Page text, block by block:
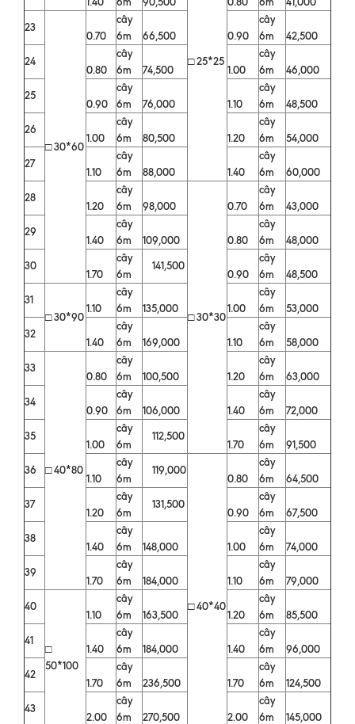
□ 25*25
23
□ 30*60
0.70
cây
6m
66,500 0.90
cây
6m
42,500
24
0.80
cây
6m
74,500 1.00
cây
6m
46,000
25
0.90
cây
6m
76,000 1.10
cây
6m
48,500
26
1.00
cây
6m
80,500 1.20
cây
6m
54,000
27
1.10
cây
6m
88,000 1.40
cây
6m
60,000
28
1.20
cây
6m
98,000
□ 30*30
0.70
cây
6m
43,000
29
1.40
cây
6m
109,000 0.80
cây
6m
48,000
30
1.70
cây
6m
141,500
0.90
cây
6m
48,500
31
□ 30*90
1.10
cây
6m
135,000 1.00
cây
6m
53,000
32
1.40
cây
6m
169,000 1.10
cây
6m
58,000
33
□ 40*80
0.80
cây
6m
100,500 1.20
cây
6m
63,000
34
0.90
cây
6m
106,000 1.40
cây
6m
72,000
35
1.00
cây
6m
112,500
1.70
cây
6m
91,500
36
1.10
cây
6m
119,000
□ 40*40
0.80
cây
6m
64,500
37
1.20
cây
6m
131,500
0.90
cây
6m
67,500
38
1.40
cây
6m
148,000 1.00
cây
6m
74,000
39
1.70
cây
6m
184,000 1.10
cây
6m
79,000
40
□
50*100
1.10
cây
6m
163,500 1.20
cây
6m
85,500
41
1.40
cây
6m
184,000 1.40
cây
6m
96,000
42
1.70
cây
6m
236,500 1.70
cây
6m
124,500
43
2.00
cây
6m
270,500 2.00
cây
6m
145,000